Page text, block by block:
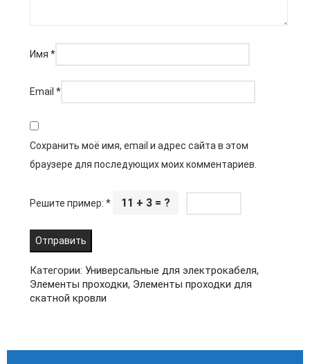
Имя *
Email *
Сохранить моё имя, email и адрес сайта в этом
браузере для последующих моих комментариев.
Решите пример: * 11 + 3 = ?
Категории: Универсальные для электрокабеля,
Элементы проходки, Элементы проходки для
скатной кровли